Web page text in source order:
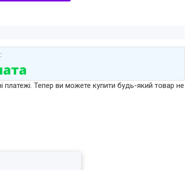
платежі. Тепер ви можете купити будь-який товар не